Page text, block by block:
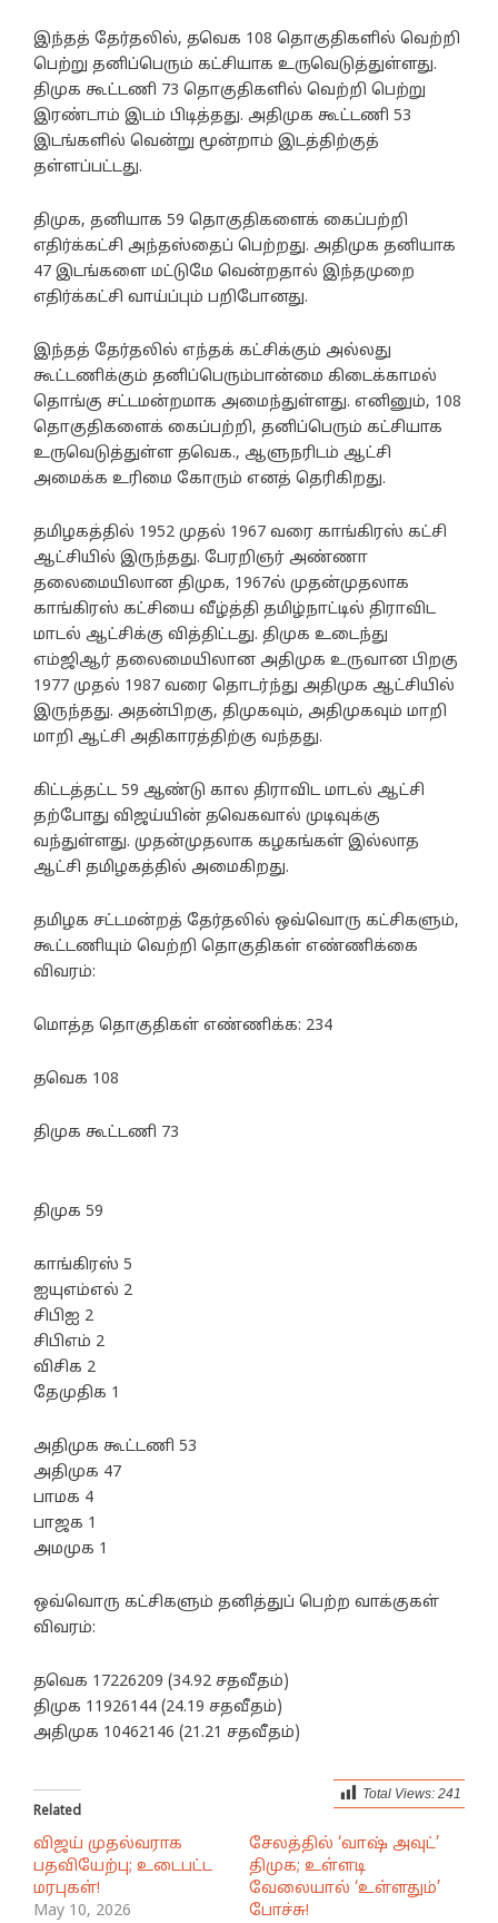
இந்தத் தேர்தலில், தவெக 108 தொகுதிகளில் வெற்றி
பெற்று தனிப்பெரும் கட்சியாக உருவெடுத்துள்ளது.
திமுக கூட்டணி 73 தொகுதிகளில் வெற்றி பெற்று
இரண்டாம் இடம் பிடித்தது. அதிமுக கூட்டணி 53
இடங்களில் வென்று மூன்றாம் இடத்திற்குத்
தள்ளப்பட்டது.
திமுக, தனியாக 59 தொகுதிகளைக் கைப்பற்றி
எதிர்க்கட்சி அந்தஸ்தைப் பெற்றது. அதிமுக தனியாக
47 இடங்களை மட்டுமே வென்றதால் இந்தமுறை
எதிர்க்கட்சி வாய்ப்பும் பறிபோனது.
இந்தத் தேர்தலில் எந்தக் கட்சிக்கும் அல்லது
கூட்டணிக்கும் தனிப்பெரும்பான்மை கிடைக்காமல்
தொங்கு சட்டமன்றமாக அமைந்துள்ளது. எனினும், 108
தொகுதிகளைக் கைப்பற்றி, தனிப்பெரும் கட்சியாக
உருவெடுத்துள்ள தவெக., ஆளுநரிடம் ஆட்சி
அமைக்க உரிமை கோரும் எனத் தெரிகிறது.
தமிழகத்தில் 1952 முதல் 1967 வரை காங்கிரஸ் கட்சி
ஆட்சியில் இருந்தது. பேரறிஞர் அண்ணா
தலைமையிலான திமுக, 1967ல் முதன்முதலாக
காங்கிரஸ் கட்சியை வீழ்த்தி தமிழ்நாட்டில் திராவிட
மாடல் ஆட்சிக்கு வித்திட்டது. திமுக உடைந்து
எம்ஜிஆர் தலைமையிலான அதிமுக உருவான பிறகு
1977 முதல் 1987 வரை தொடர்ந்து அதிமுக ஆட்சியில்
இருந்தது. அதன்பிறகு, திமுகவும், அதிமுகவும் மாறி
மாறி ஆட்சி அதிகாரத்திற்கு வந்தது.
கிட்டத்தட்ட 59 ஆண்டு கால திராவிட மாடல் ஆட்சி
தற்போது விஜய்யின் தவெகவால் முடிவுக்கு
வந்துள்ளது. முதன்முதலாக கழகங்கள் இல்லாத
ஆட்சி தமிழகத்தில் அமைகிறது.
தமிழக சட்டமன்றத் தேர்தலில் ஒவ்வொரு கட்சிகளும்,
கூட்டணியும் வெற்றி தொகுதிகள் எண்ணிக்கை
விவரம்:
மொத்த தொகுதிகள் எண்ணிக்க: 234
தவெக 108
திமுக கூட்டணி 73
திமுக 59
காங்கிரஸ் 5
ஐயுஎம்எல் 2
சிபிஐ 2
சிபிஎம் 2
விசிக 2
தேமுதிக 1
அதிமுக கூட்டணி 53
அதிமுக 47
பாமக 4
பாஜக 1
அமமுக 1
ஒவ்வொரு கட்சிகளும் தனித்துப் பெற்ற வாக்குகள்
விவரம்:
தவெக 17226209 (34.92 சதவீதம்)
திமுக 11926144 (24.19 சதவீதம்)
அதிமுக 10462146 (21.21 சதவீதம்)
Total Views: 241
Related
விஜய் முதல்வராக
பதவியேற்பு; உடைபட்ட
மரபுகள்!
May 10, 2026
சேலத்தில் ‘வாஷ் அவுட்’
திமுக; உள்ளடி
வேலையால் ‘உள்ளதும்’
போச்சு!